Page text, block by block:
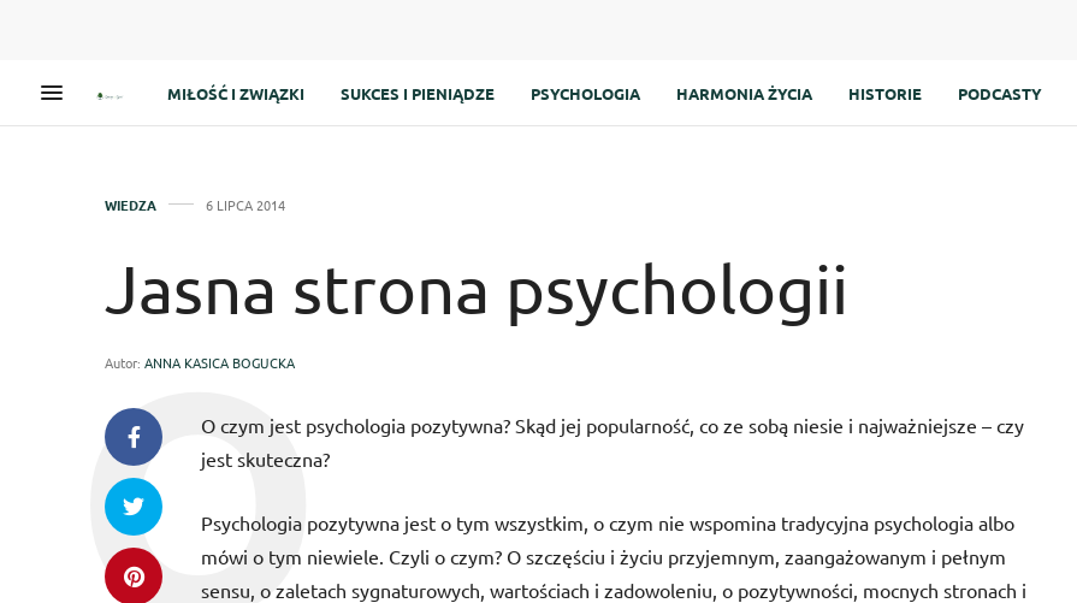
MIŁOŚĆ I ZWIĄZKI SUKCES I PIENIĄDZE PSYCHOLOGIA HARMONIA ŻYCIA HISTORIE PODCASTY
WIEDZA 6 LIPCA 2014
Jasna strona psychologii
Autor: ANNA KASICA BOGUCKA
O czym jest psychologia pozytywna? Skąd jej popularność, co ze sobą niesie i najważniejsze – czy
jest skuteczna?
Psychologia pozytywna jest o tym wszystkim, o czym nie wspomina tradycyjna psychologia albo
mówi o tym niewiele. Czyli o czym? O szczęściu i życiu przyjemnym, zaangażowanym i pełnym
sensu, o zaletach sygnaturowych, wartościach i zadowoleniu, o pozytywności, mocnych stronach i